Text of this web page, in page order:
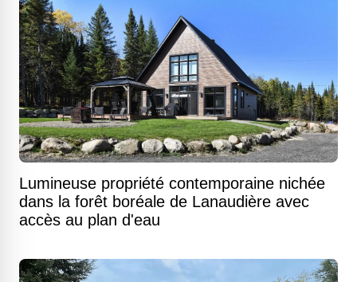
Lumineuse propriété contemporaine nichée
dans la forêt boréale de Lanaudière avec
accès au plan d'eau